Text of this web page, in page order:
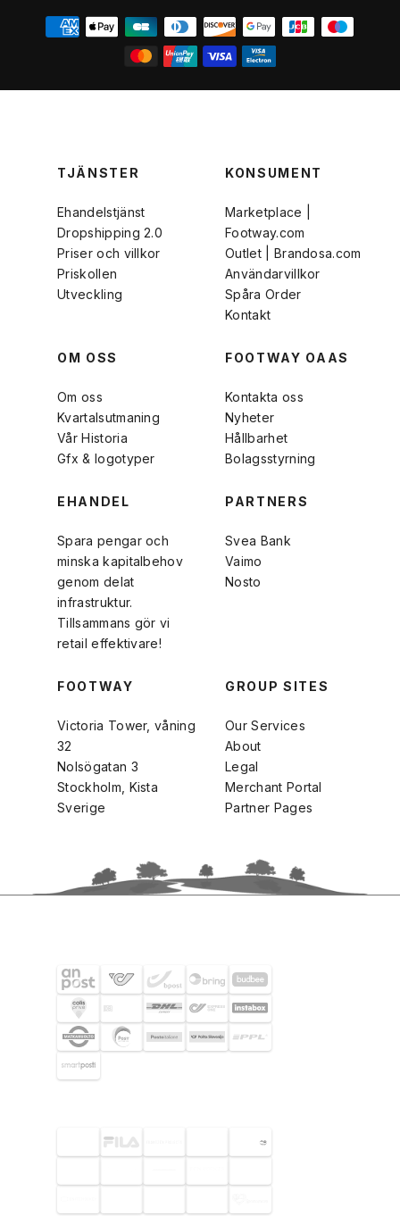
TJÄNSTER
Ehandelstjänst
Dropshipping 2.0
Priser och villkor
Priskollen
Utveckling
KONSUMENT
Marketplace |
Footway.com
Outlet | Brandosa.com
Användarvillkor
Spåra Order
Kontakt
OM OSS
Om oss
Kvartalsutmaning
Vår Historia
Gfx & logotyper
FOOTWAY OAAS
Kontakta oss
Nyheter
Hållbarhet
Bolagsstyrning
EHANDEL
Spara pengar och
minska kapitalbehov
genom delat
infrastruktur.
Tillsammans gör vi
retail effektivare!
PARTNERS
Svea Bank
Vaimo
Nosto
FOOTWAY
Victoria Tower, våning
32
Nolsögatan 3
Stockholm, Kista
Sverige
GROUP SITES
Our Services
About
Legal
Merchant Portal
Partner Pages